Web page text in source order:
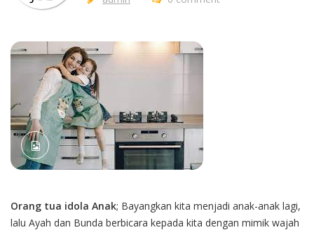
Orang tua idola Anak; Bayangkan kita menjadi anak-anak lagi,
lalu Ayah dan Bunda berbicara kepada kita dengan mimik wajah